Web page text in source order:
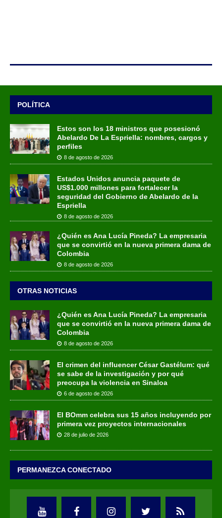
POLÍTICA
Estos son los 18 ministros que posesionó
Abelardo De La Espriella: nombres, cargos y
perfiles
8 de agosto de 2026
Estados Unidos anuncia paquete de
US$1.000 millones para fortalecer la
seguridad del Gobierno de Abelardo de la
Espriella
8 de agosto de 2026
¿Quién es Ana Lucía Pineda? La empresaria
que se convirtió en la nueva primera dama de
Colombia
8 de agosto de 2026
OTRAS NOTICIAS
¿Quién es Ana Lucía Pineda? La empresaria
que se convirtió en la nueva primera dama de
Colombia
8 de agosto de 2026
El crimen del influencer César Gastélum: qué
se sabe de la investigación y por qué
preocupa la violencia en Sinaloa
6 de agosto de 2026
El BOmm celebra sus 15 años incluyendo por
primera vez proyectos internacionales
28 de julio de 2026
PERMANEZCA CONECTADO